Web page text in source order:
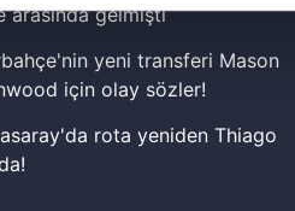
Sitemizde kendimize ve
olup gerekli olan çerezler
daha işlevsel kılınması ve
sınırlı olarak açık rızanız
vasıtasıyla
arasında gelmişti
yeni transferi Mason
için olay sözler!
rota yeniden Thiago